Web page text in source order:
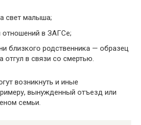
свет малыша;
отношений в ЗАГСе;
близкого родственника — образец
отгул в связи со смертью.
возникнуть и иные
вынужденный отъезд или
семьи.